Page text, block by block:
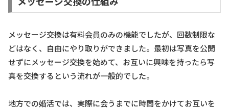
メッセージ交換は有料会員のみの機能でしたが、回数制限な
どはなく、自由にやり取りができました。最初は写真を公開
せずにメッセージ交換を始めて、お互いに興味を持ったら写
真を交換するという流れが一般的でした。
地方での婚活では、実際に会うまでに時間をかけてお互いを